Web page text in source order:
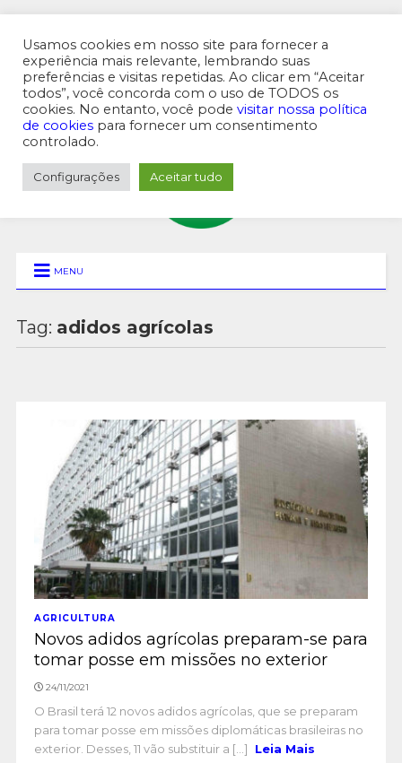
MENU SUPERIOR
MENU
Tag: adidos agrícolas
AGRICULTURA
Novos adidos agrícolas preparam-se para
tomar posse em missões no exterior
24/11/2021
O Brasil terá 12 novos adidos agrícolas, que se preparam
para tomar posse em missões diplomáticas brasileiras no
exterior. Desses, 11 vão substituir a [...]
Leia Mais
Usamos cookies em nosso site para fornecer a
experiência mais relevante, lembrando suas
preferências e visitas repetidas. Ao clicar em “Aceitar
todos”, você concorda com o uso de TODOS os
cookies. No entanto, você pode visitar nossa política
de cookies para fornecer um consentimento
controlado.
Configurações Aceitar tudo